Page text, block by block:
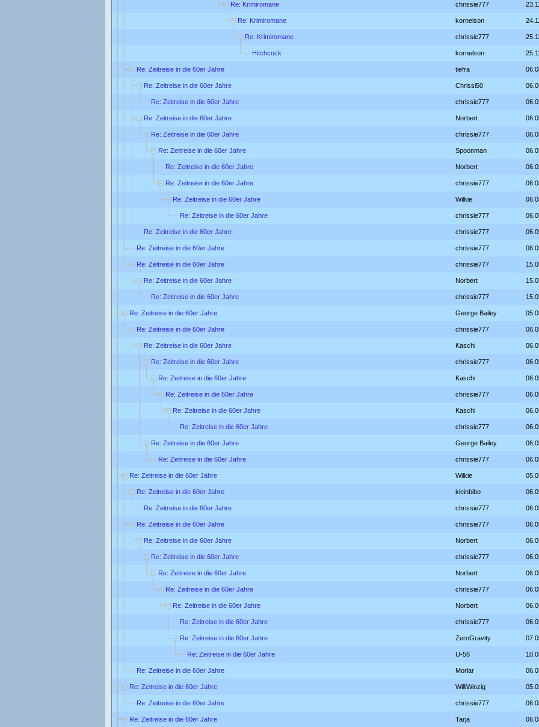
Re: Krimiromane chrissie777
Re: Krimiromane kornelson
Re: Krimiromane chrissie777
Hitchcock kornelson
Re: Zeitreise in die 60er Jahre tiefra
Re: Zeitreise in die 60er Jahre Chrissi50
Re: Zeitreise in die 60er Jahre chrissie777
Re: Zeitreise in die 60er Jahre Norbert
Re: Zeitreise in die 60er Jahre chrissie777
Re: Zeitreise in die 60er Jahre Spoonman
Re: Zeitreise in die 60er Jahre Norbert
Re: Zeitreise in die 60er Jahre chrissie777
Re: Zeitreise in die 60er Jahre Wilkie
Re: Zeitreise in die 60er Jahre chrissie777
Re: Zeitreise in die 60er Jahre chrissie777
Re: Zeitreise in die 60er Jahre chrissie777
Re: Zeitreise in die 60er Jahre chrissie777
Re: Zeitreise in die 60er Jahre Norbert
Re: Zeitreise in die 60er Jahre chrissie777
Re: Zeitreise in die 60er Jahre George Bailey
Re: Zeitreise in die 60er Jahre chrissie777
Re: Zeitreise in die 60er Jahre Kaschi
Re: Zeitreise in die 60er Jahre chrissie777
Re: Zeitreise in die 60er Jahre Kaschi
Re: Zeitreise in die 60er Jahre chrissie777
Re: Zeitreise in die 60er Jahre Kaschi
Re: Zeitreise in die 60er Jahre chrissie777
Re: Zeitreise in die 60er Jahre George Bailey
Re: Zeitreise in die 60er Jahre chrissie777
Re: Zeitreise in die 60er Jahre Wilkie
Re: Zeitreise in die 60er Jahre kleinbibo
Re: Zeitreise in die 60er Jahre chrissie777
Re: Zeitreise in die 60er Jahre chrissie777
Re: Zeitreise in die 60er Jahre Norbert
Re: Zeitreise in die 60er Jahre chrissie777
Re: Zeitreise in die 60er Jahre Norbert
Re: Zeitreise in die 60er Jahre chrissie777
Re: Zeitreise in die 60er Jahre Norbert
Re: Zeitreise in die 60er Jahre chrissie777
Re: Zeitreise in die 60er Jahre ZeroGravity
Re: Zeitreise in die 60er Jahre U-56
Re: Zeitreise in die 60er Jahre Morlar
Re: Zeitreise in die 60er Jahre WilliWinzig
Re: Zeitreise in die 60er Jahre chrissie777
Re: Zeitreise in die 60er Jahre Tarja